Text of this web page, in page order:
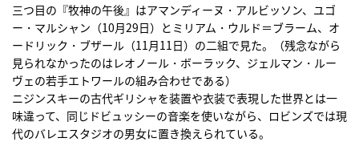
三つ目の『牧神の午後』はアマンディーヌ・アルビッソン、ユゴ
ー・マルシャン（10月29日）とミリアム・ウルド＝ブラーム、オ
ードリック・ブザール（11月11日）の二組で見た。（残念ながら
見られなかったのはレオノール・ボーラック、ジェルマン・ルー
ヴェの若手エトワールの組み合わせである）
ニジンスキーの古代ギリシャを装置や衣装で表現した世界とは一
味違って、同じドビュッシーの音楽を使いながら、ロビンズでは現
代のバレエスタジオの男女に置き換えられている。